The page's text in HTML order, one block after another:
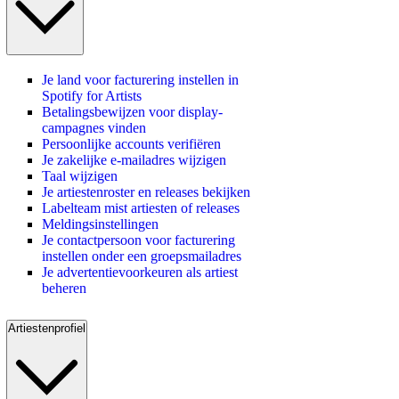
Je land voor facturering instellen in
Spotify for Artists
Betalingsbewijzen voor display-
campagnes vinden
Persoonlijke accounts verifiëren
Je zakelijke e-mailadres wijzigen
Taal wijzigen
Je artiestenroster en releases bekijken
Labelteam mist artiesten of releases
Meldingsinstellingen
Je contactpersoon voor facturering
instellen onder een groepsmailadres
Je advertentievoorkeuren als artiest
beheren
Artiestenprofiel